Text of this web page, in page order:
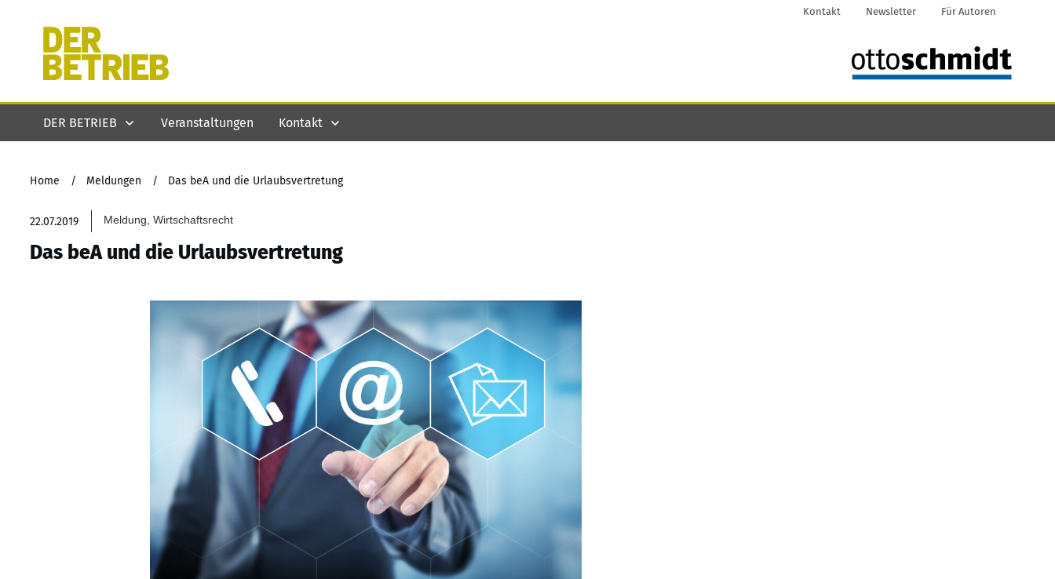
Kontakt Newsletter Für Autoren
DER BETRIEB Veranstaltungen Kontakt
Home / Meldungen / Das beA und die Urlaubsvertretung
22.07.2019 Meldung, Wirtschaftsrecht
Das beA und die Urlaubsvertretung